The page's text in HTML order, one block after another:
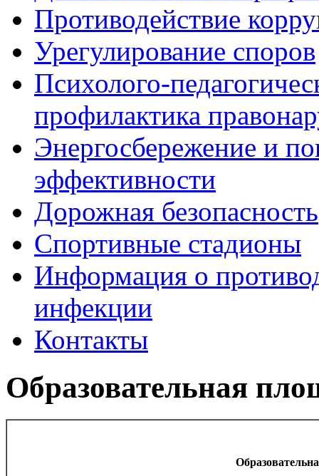
Противодействие
Урегулирование споров
Психолого-
профилактика
Энергосбережение и
эффективности
Дорожная безопасность
Спортивные стадионы
Информация о
инфекции
Контакты
Образовательная